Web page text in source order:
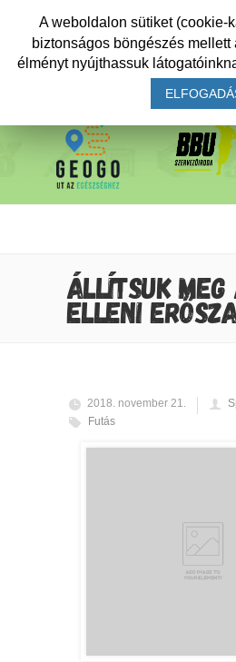
ÁLLÍTSUK MEG
ELLENI
2018. november 21.
Futás
A weboldalon sütiket (cookie-
biztonságos böngészés
élményt nyújthassuk